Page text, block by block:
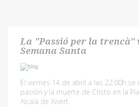
La "Passió per la trencà"
Semana Santa
El viernes 14 de abril a las 22:00h
pasión y la muerte de Cristo en la
Alcalà de Xivert.